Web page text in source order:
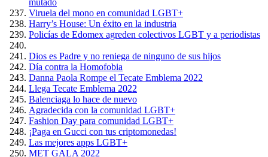
mutado
Viruela del mono en comunidad LGBT+
Harry’s House: Un éxito en la industria
Policías de Edomex agreden colectivos LGBT y a periodistas
Dios es Padre y no reniega de ninguno de sus hijos
Día contra la Homofobia
Danna Paola Rompe el Tecate Emblema 2022
Llega Tecate Emblema 2022
Balenciaga lo hace de nuevo
Agradecida con la comunidad LGBT+
Fashion Day para comunidad LGBT+
¡Paga en Gucci con tus criptomonedas!
Las mejores apps LGBT+
MET GALA 2022